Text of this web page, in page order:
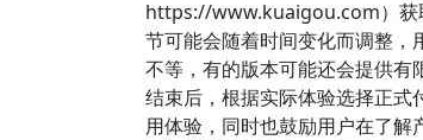
https://www.kuaigou.com）获
节可能会随着时间变化而调整，
不等，有的版本可能还会提供有
结束后，根据实际体验选择正式
用体验，同时也鼓励用户在了